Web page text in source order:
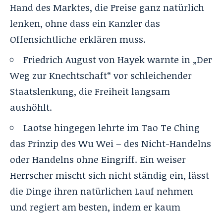
Hand des Marktes, die Preise ganz natürlich
lenken, ohne dass ein Kanzler das
Offensichtliche erklären muss.
Friedrich August von Hayek warnte in „Der
Weg zur Knechtschaft“ vor schleichender
Staatslenkung, die Freiheit langsam
aushöhlt.
Laotse hingegen lehrte im Tao Te Ching
das Prinzip des Wu Wei – des Nicht-Handelns
oder Handelns ohne Eingriff. Ein weiser
Herrscher mischt sich nicht ständig ein, lässt
die Dinge ihren natürlichen Lauf nehmen
und regiert am besten, indem er kaum